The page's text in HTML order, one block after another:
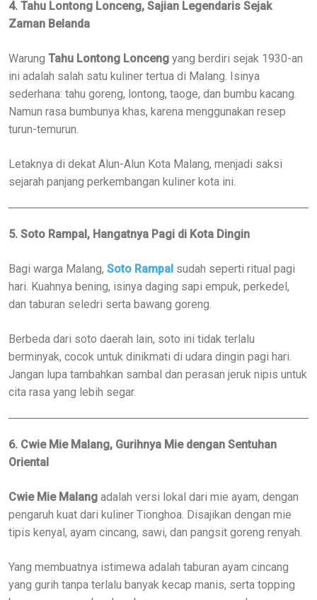
4. Tahu Lontong Lonceng, Sajian Legendaris Sejak
Zaman Belanda
Warung Tahu Lontong Lonceng yang berdiri sejak 1930-an
ini adalah salah satu kuliner tertua di Malang. Isinya
sederhana: tahu goreng, lontong, taoge, dan bumbu kacang.
Namun rasa bumbunya khas, karena menggunakan resep
turun-temurun.
Letaknya di dekat Alun-Alun Kota Malang, menjadi saksi
sejarah panjang perkembangan kuliner kota ini.
5. Soto Rampal, Hangatnya Pagi di Kota Dingin
Bagi warga Malang, Soto Rampal sudah seperti ritual pagi
hari. Kuahnya bening, isinya daging sapi empuk, perkedel,
dan taburan seledri serta bawang goreng.
Berbeda dari soto daerah lain, soto ini tidak terlalu
berminyak, cocok untuk dinikmati di udara dingin pagi hari.
Jangan lupa tambahkan sambal dan perasan jeruk nipis untuk
cita rasa yang lebih segar.
6. Cwie Mie Malang, Gurihnya Mie dengan Sentuhan
Oriental
Cwie Mie Malang adalah versi lokal dari mie ayam, dengan
pengaruh kuat dari kuliner Tionghoa. Disajikan dengan mie
tipis kenyal, ayam cincang, sawi, dan pangsit goreng renyah.
Yang membuatnya istimewa adalah taburan ayam cincang
yang gurih tanpa terlalu banyak kecap manis, serta topping